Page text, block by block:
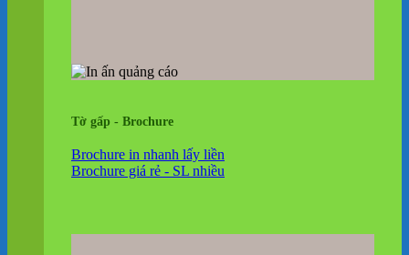
Tờ gấp - Brochure
Brochure in nhanh lấy liền
Brochure giá rẻ - SL nhiều